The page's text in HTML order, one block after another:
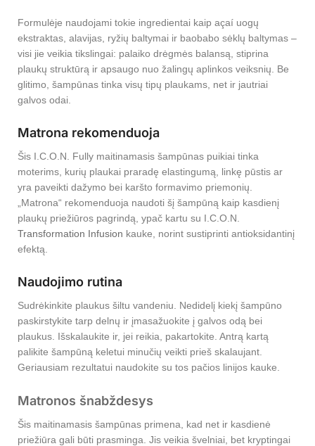
Formulėje naudojami tokie ingredientai kaip açaí uogų
ekstraktas, alavijas, ryžių baltymai ir baobabo sėklų baltymas –
visi jie veikia tikslingai: palaiko drėgmės balansą, stiprina
plaukų struktūrą ir apsaugo nuo žalingų aplinkos veiksnių. Be
glitimo, šampūnas tinka visų tipų plaukams, net ir jautriai
galvos odai.
Matrona rekomenduoja
Šis I.C.O.N. Fully maitinamasis šampūnas puikiai tinka
moterims, kurių plaukai praradę elastingumą, linkę pūstis ar
yra paveikti dažymo bei karšto formavimo priemonių.
„Matrona“ rekomenduoja naudoti šį šampūną kaip kasdienį
plaukų priežiūros pagrindą, ypač kartu su I.C.O.N.
Transformation Infusion kauke, norint sustiprinti antioksidantinį
efektą.
Naudojimo rutina
Sudrėkinkite plaukus šiltu vandeniu. Nedidelį kiekį šampūno
paskirstykite tarp delnų ir įmasažuokite į galvos odą bei
plaukus. Išskalaukite ir, jei reikia, pakartokite. Antrą kartą
palikite šampūną keletui minučių veikti prieš skalaujant.
Geriausiam rezultatui naudokite su tos pačios linijos kauke.
Matronos šnabždesys
Šis maitinamasis šampūnas primena, kad net ir kasdienė
priežiūra gali būti prasminga. Jis veikia švelniai, bet kryptingai